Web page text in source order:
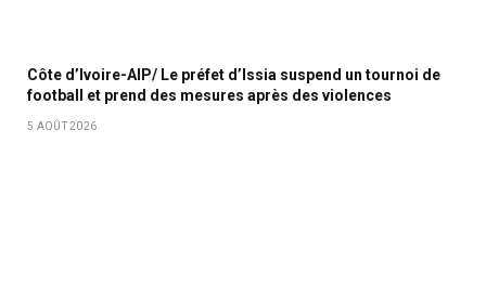
Côte d’Ivoire-AIP/ Le préfet d’Issia suspend un tournoi de
football et prend des mesures après des violences
5 AOÛT 2026